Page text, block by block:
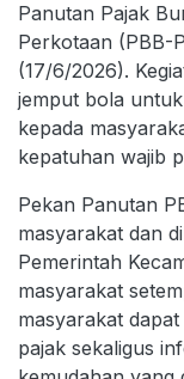
Panutan Pajak
Perkotaan (PBB-
(17/6/2026).
jemput bola
kepada
kepatuhan wajib
Pekan Panutan
masyarakat dan
Pemerintah
masyarakat
masyarakat
pajak sekaligus